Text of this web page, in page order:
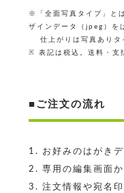
※「全面写真タイプ」と
ザインデータ（jpeg）を
仕上がりは写真ありタ
※ 表記は税込。送料・支
■ご注文の流れ
1. お好みのはがき
2. 専用の編集画面
3. 注文情報や宛名